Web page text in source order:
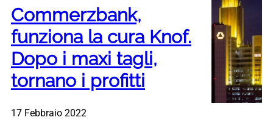
Commerzbank,
funziona la cura Knof.
Dopo i maxi tagli,
tornano i profitti
17 Febbraio 2022